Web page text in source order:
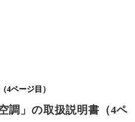
4ページ目）
調」の取扱説明書（4ペ